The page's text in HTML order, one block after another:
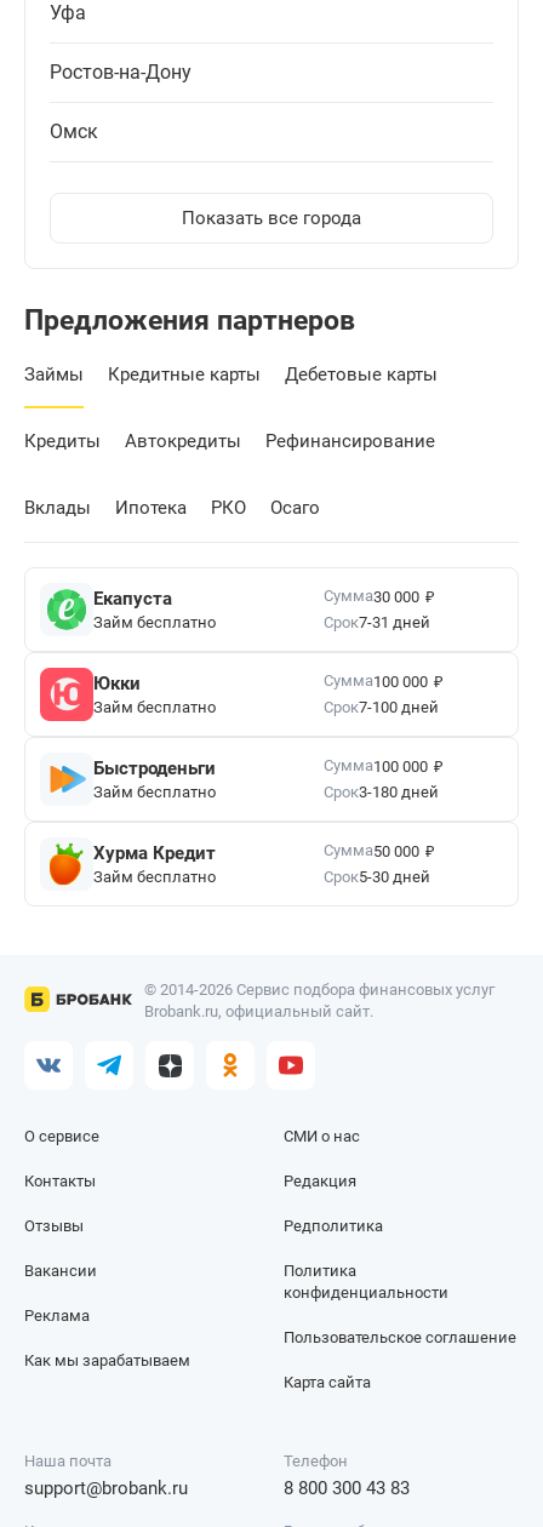
Уфа
Ростов-на-Дону
Омск
Показать все города
Предложения партнеров
Займы Кредитные карты Дебетовые карты
Кредиты Автокредиты Рефинансирование
Вклады Ипотека РКО Осаго
Екапуста
Займ бесплатно
Сумма30 000 ₽
Срок7-31 дней
Юкки
Займ бесплатно
Сумма100 000 ₽
Срок7-100 дней
Быстроденьги
Займ бесплатно
Сумма100 000 ₽
Срок3-180 дней
Хурма Кредит
Займ бесплатно
Сумма50 000 ₽
Срок5-30 дней
© 2014-2026 Сервис подбора финансовых услуг
Brobank.ru, официальный сайт.
О сервисе
Контакты
Отзывы
СМИ о нас
Редакция
Редполитика
Вакансии
Реклама
Как мы зарабатываем
Политика
конфиденциальности
Пользовательское соглашение
Карта сайта
Наша почта
support@brobank.ru
Телефон
8 800 300 43 83